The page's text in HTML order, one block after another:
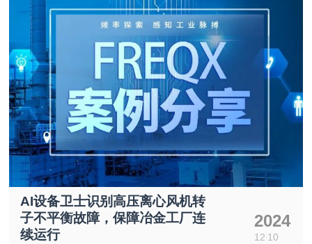
AI设备卫士识别高压离心风机转
子不平衡故障，保障冶金工厂连
续运行
2024
12 10